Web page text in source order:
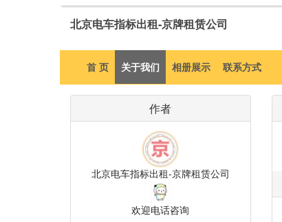
北京电车指标出租-京牌租赁公司
首 页 关于我们 相册展示 联系方式
作者
北京电车指标出租-京牌租赁公司
欢迎电话咨询